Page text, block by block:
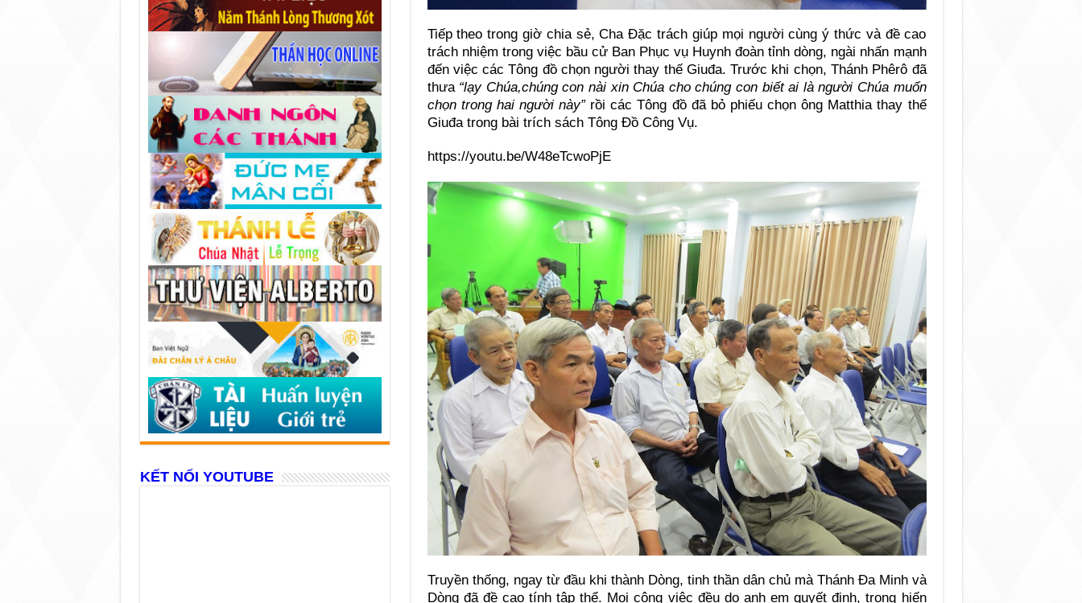
Tiếp theo trong giờ chia sẻ, Cha Đặc trách giúp mọi người cùng ý thức và đề cao
trách nhiệm trong việc bầu cử Ban Phục vụ Huynh đoàn tỉnh dòng, ngài nhấn mạnh
đến việc các Tông đồ chọn người thay thế Giuđa. Trước khi chọn, Thánh Phêrô đã
thưa“lạy Chúa,chúng con nài xin Chúa cho chúng con biết ai là người Chúa muốn
chọn trong hai người này”rồi các Tông đồ đã bỏ phiếu chọn ông Matthia thay thế
Giuđa trong bài trích sách Tông Đồ Công Vụ.
https://youtu.be/W48eTcwoPjE
Truyền thống, ngay từ đầu khi thành Dòng, tinh thần dân chủ mà Thánh Đa Minh và
Dòng đã đề cao tính tập thể. Mọi công việc đều do anh em quyết định, trong hiến
KẾT NỐI YOUTUBE